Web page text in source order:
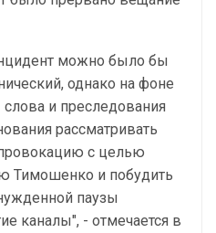
можно было бы
однако на фоне
и преследования
рассматривать
с целью
Тимошенко и побудить
паузы
каналы", - отмечается в